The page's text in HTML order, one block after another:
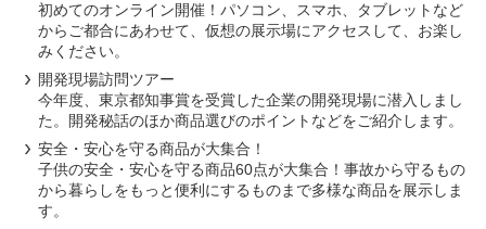
初めてのオンライン開催！パソコン、スマホ、タブレットなど
からご都合にあわせて、仮想の展示場にアクセスして、お楽し
みください。
開発現場訪問ツアー
今年度、東京都知事賞を受賞した企業の開発現場に潜入しまし
た。開発秘話のほか商品選びのポイントなどをご紹介します。
安全・安心を守る商品が大集合！
子供の安全・安心を守る商品60点が大集合！事故から守るもの
から暮らしをもっと便利にするものまで多様な商品を展示しま
す。